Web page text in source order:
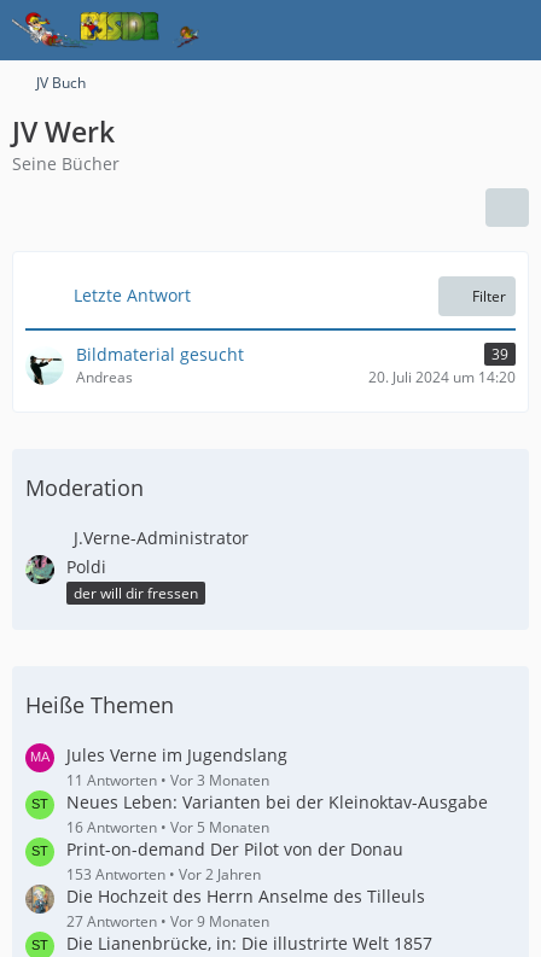
JV Buch
JV Werk
Seine Bücher
Letzte Antwort Filter
Bildmaterial gesucht
39
Andreas
20. Juli 2024 um 14:20
Moderation
J.Verne-Administrator
Poldi
der will dir fressen
Heiße Themen
Jules Verne im Jugendslang
11 Antworten Vor 3 Monaten
Neues Leben: Varianten bei der Kleinoktav-Ausgabe
16 Antworten Vor 5 Monaten
Print-on-demand Der Pilot von der Donau
153 Antworten Vor 2 Jahren
Die Hochzeit des Herrn Anselme des Tilleuls
27 Antworten Vor 9 Monaten
Die Lianenbrücke, in: Die illustrirte Welt 1857